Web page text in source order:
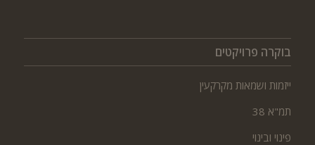
בוקרה פרויקטים
ייזמות ושמאות מקרקעין
תמ"א 38
פינוי ובינוי